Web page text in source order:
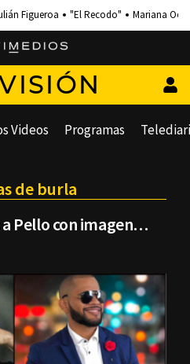
Figueroa "El Recodo" Mariana
Videos Programas
de burla
Pello con imagen…